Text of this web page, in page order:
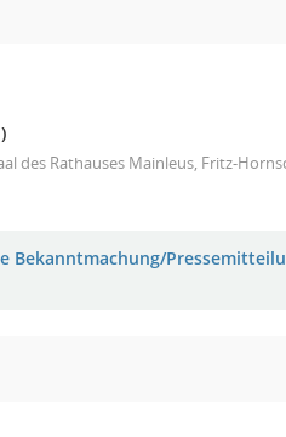
des Rathauses Mainleus, Fritz-
Bekanntmachung/